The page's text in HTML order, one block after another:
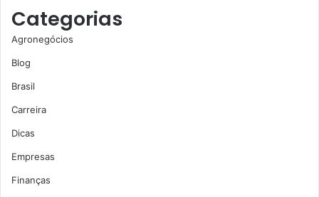
Categorias
Agronegócios
Blog
Brasil
Carreira
Dicas
Empresas
Finanças